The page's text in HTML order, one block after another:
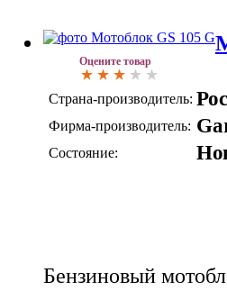
Оцените товар
Страна-производитель:
Фирма-производитель:
Состояние:
Бензиновый